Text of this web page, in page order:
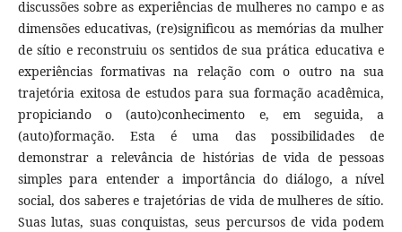
discussões sobre as experiências de mulheres no campo e as
dimensões educativas, (re)significou as memórias da mulher
de sítio e reconstruiu os sentidos de sua prática educativa e
experiências formativas na relação com o outro na sua
trajetória exitosa de estudos para sua formação acadêmica,
propiciando o (auto)conhecimento e, em seguida, a
(auto)formação. Esta é uma das possibilidades de
demonstrar a relevância de histórias de vida de pessoas
simples para entender a importância do diálogo, a nível
social, dos saberes e trajetórias de vida de mulheres de sítio.
Suas lutas, suas conquistas, seus percursos de vida podem